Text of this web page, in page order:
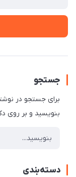
جستجو
برای جستجو در
بنویسید و بر روی
دسته‌بندی